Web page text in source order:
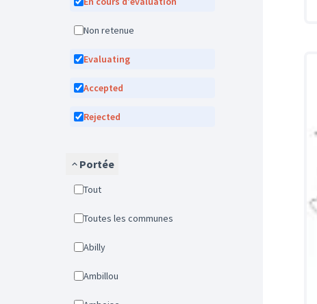
Non retenue
Evaluating
Accepted
Rejected
Portée
Tout
Toutes les communes
Abilly
Ambillou